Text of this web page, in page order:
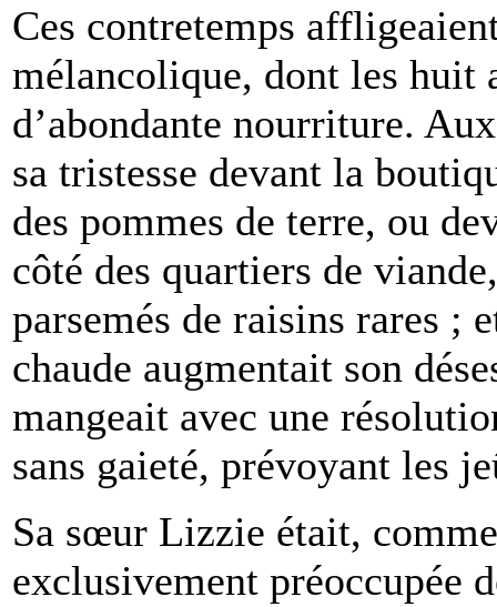
Ces contretemps
mélancolique, dont les huit
d’abondante nourriture.
sa tristesse devant la
des pommes de terre, ou
côté des quartiers de
parsemés de raisins rares ;
chaude augmentait son
mangeait avec une
sans gaieté, prévoyant les
Sa sœur Lizzie était,
exclusivement préoccupée